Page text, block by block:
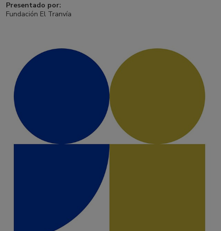
Presentado por:
Fundación El Tranvía